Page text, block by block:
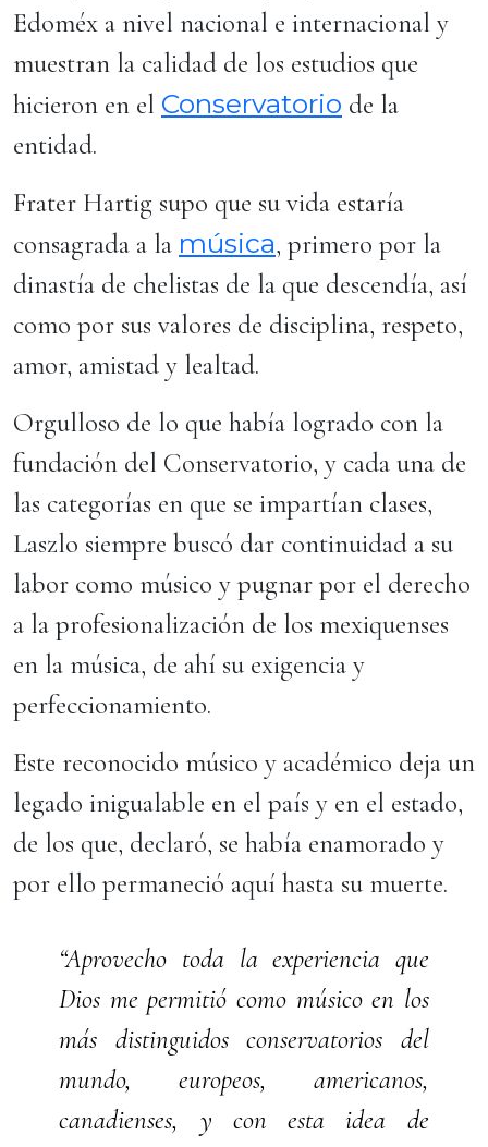
Edoméx a nivel nacional e internacional y
muestran la calidad de los estudios que
hicieron en el Conservatorio de la
entidad.
Frater Hartig supo que su vida estaría
consagrada a la música, primero por la
dinastía de chelistas de la que descendía, así
como por sus valores de disciplina, respeto,
amor, amistad y lealtad.
Orgulloso de lo que había logrado con la
fundación del Conservatorio, y cada una de
las categorías en que se impartían clases,
Laszlo siempre buscó dar continuidad a su
labor como músico y pugnar por el derecho
a la profesionalización de los mexiquenses
en la música, de ahí su exigencia y
perfeccionamiento.
Este reconocido músico y académico deja un
legado inigualable en el país y en el estado,
de los que, declaró, se había enamorado y
por ello permaneció aquí hasta su muerte.
“Aprovecho toda la experiencia que
Dios me permitió como músico en los
más distinguidos conservatorios del
mundo, europeos, americanos,
canadienses, y con esta idea de